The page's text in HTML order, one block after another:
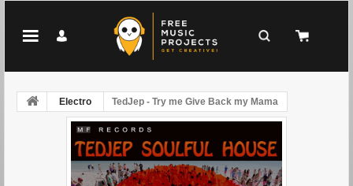
Electro TedJep - Try me Give Back my Mama